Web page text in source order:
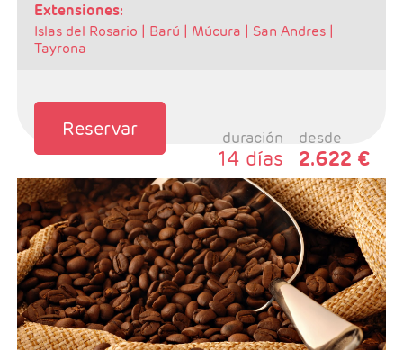
extensiones:
Islas del Rosario | Barú | Múcura | San Andres |
Tayrona
Reservar duración
14 días
desde
2.622 €
- Salidas: Diarias
- Ruta: 2 noches Cali, 2 noches zona Cafetera, 2
noches Medellín y 3 noches Cartagena (ampliables)
- Categoría hotelera: Turista, T.Superior y Primera
- Régimen: Alojamiento y Desayuno